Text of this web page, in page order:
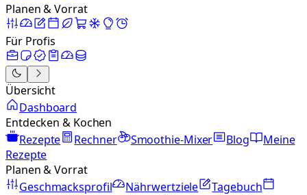
Planen & Vorrat
Für Profis
Übersicht
Dashboard
Entdecken & Kochen
Rezepte
Rechner Smoothie-Mixer Blog
Meine
Rezepte
Planen & Vorrat
Geschmacksprofil
Nährwertziele
Tagebuch